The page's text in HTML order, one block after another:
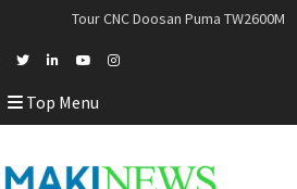
Tour CNC Doosan Puma TW2600M
Nous achetons des tours Mazak
contrôle Smooth et de la
CNC idéal pour augmenter la
Facebook
TwitterLinkedin
Profile
Youtube
Top Menu